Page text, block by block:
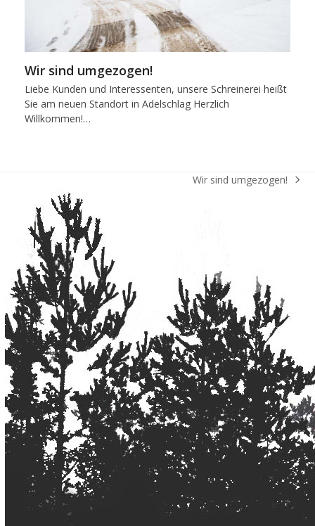
Wir sind umgezogen!
Liebe Kunden und Interessenten, unsere Schreinerei heißt
Sie am neuen Standort in Adelschlag Herzlich
Willkommen!…
Nächster
Wir sind umgezogen!